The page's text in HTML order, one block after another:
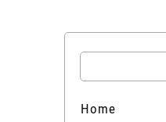
Home